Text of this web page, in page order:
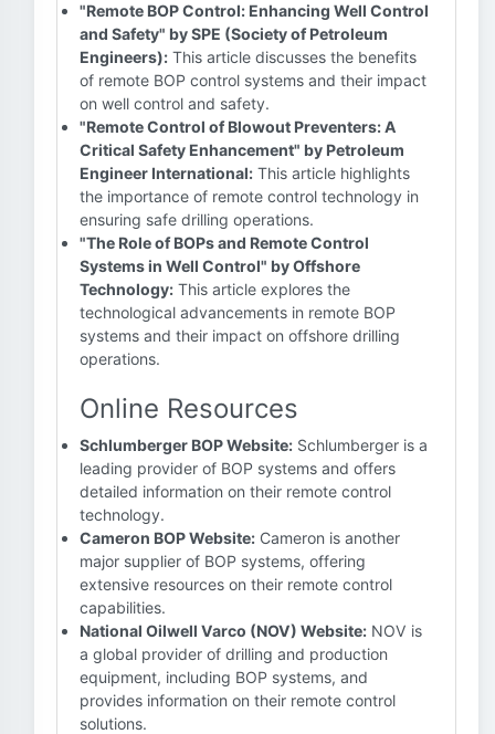
"Remote BOP Control: Enhancing Well Control
and Safety" by SPE (Society of Petroleum
Engineers): This article discusses the benefits
of remote BOP control systems and their impact
on well control and safety.
"Remote Control of Blowout Preventers: A
Critical Safety Enhancement" by Petroleum
Engineer International: This article highlights
the importance of remote control technology in
ensuring safe drilling operations.
"The Role of BOPs and Remote Control
Systems in Well Control" by Offshore
Technology: This article explores the
technological advancements in remote BOP
systems and their impact on offshore drilling
operations.
Online Resources
Schlumberger BOP Website: Schlumberger is a
leading provider of BOP systems and offers
detailed information on their remote control
technology.
Cameron BOP Website: Cameron is another
major supplier of BOP systems, offering
extensive resources on their remote control
capabilities.
National Oilwell Varco (NOV) Website: NOV is
a global provider of drilling and production
equipment, including BOP systems, and
provides information on their remote control
solutions.